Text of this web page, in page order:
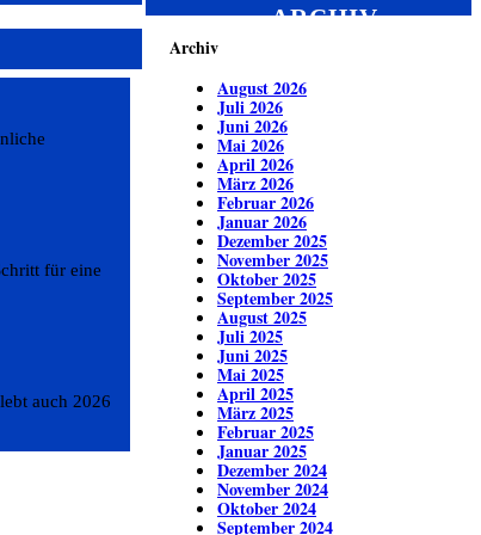
für eine
auch 2026
ARCHIV
Archiv
August 2026
Juli 2026
Juni 2026
Mai 2026
April 2026
März 2026
Februar 2026
Januar 2026
Dezember 2025
November 2025
Oktober 2025
September 2025
August 2025
Juli 2025
Juni 2025
Mai 2025
April 2025
März 2025
Februar 2025
Januar 2025
Dezember 2024
November 2024
Oktober 2024
September 2024